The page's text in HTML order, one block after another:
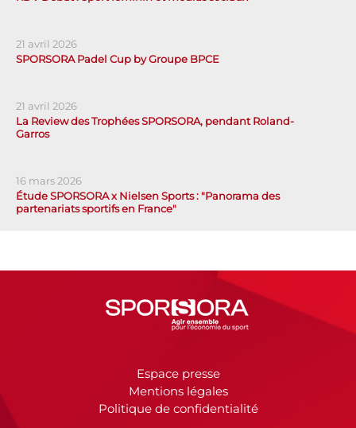
21 avril 2026
SPORSORA Padel Cup by Groupe BPCE
21 avril 2026
La Review des Trophées SPORSORA, pendant Roland-
Garros
16 mars 2026
Étude SPORSORA x Nielsen Sports : "Panorama des
partenariats sportifs en France"
Espace presse
Mentions légales
Politique de confidentialité